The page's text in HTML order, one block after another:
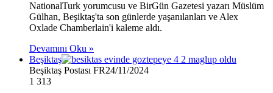
NationalTurk yorumcusu ve BirGün Gazetesi yazarı Müslüm
Gülhan, Beşiktaş'ta son günlerde yaşanılanları ve Alex
Oxlade Chamberlain'i kaleme aldı.
Devamını Oku »
Beşiktaş
Beşiktaş Postası FR24/11/2024
1 313